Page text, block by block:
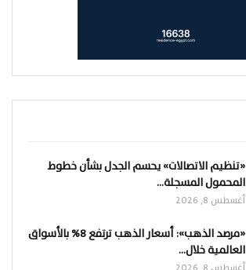
«تنظيم الاتصالات» يحسم الجدل بشأن خطوط
المحمول المسجلة…
أغسطس 8, 2026
«مرصد الذهب»: أسعار الذهب ترتفع 8% بالأسواق
العالمية خلال…